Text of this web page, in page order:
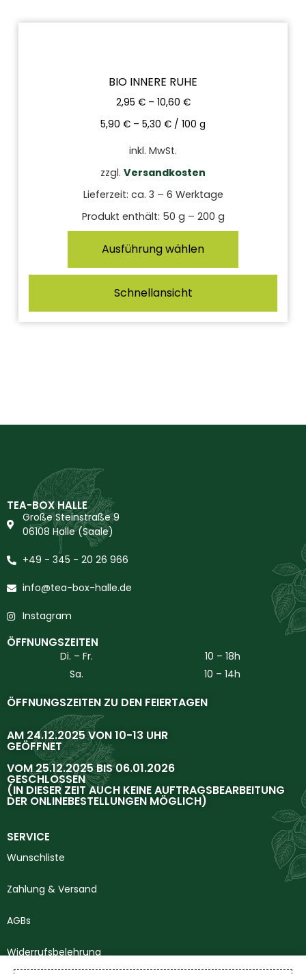
BIO INNERE RUHE
2,95 €– 10,60 €
5,90 € – 5,30 € / 100 g
inkl. MwSt.
zzgl. Versandkosten
Lieferzeit: ca. 3 – 6 Werktage
Produkt enthält: 50 g – 200 g
Ausführung wählen
Schnellansicht
TEA-BOX HALLE
Große Steinstraße 9
06108 Halle (Saale)
+49 - 345 - 20 26 966
info@tea-box-halle.de
Instagram
ÖFFNUNGSZEITEN
Di. – Fr.
10 – 18h
Sa.
10 – 14h
ÖFFNUNGSZEITEN ZU DEN FEIERTAGEN
AM 24.12.2025 VON 10-13 UHR
GEÖFFNET
VOM 25.12.2025 BIS 06.01.2026
GESCHLOSSEN
(IN DIESER ZEIT AUCH KEINE AUFTRAGSBEARBEITUNG
DER ONLINEBESTELLUNGEN MÖGLICH)
SERVICE
Wunschliste
Zahlung & Versand
AGBs
Widerrufsbelehrung